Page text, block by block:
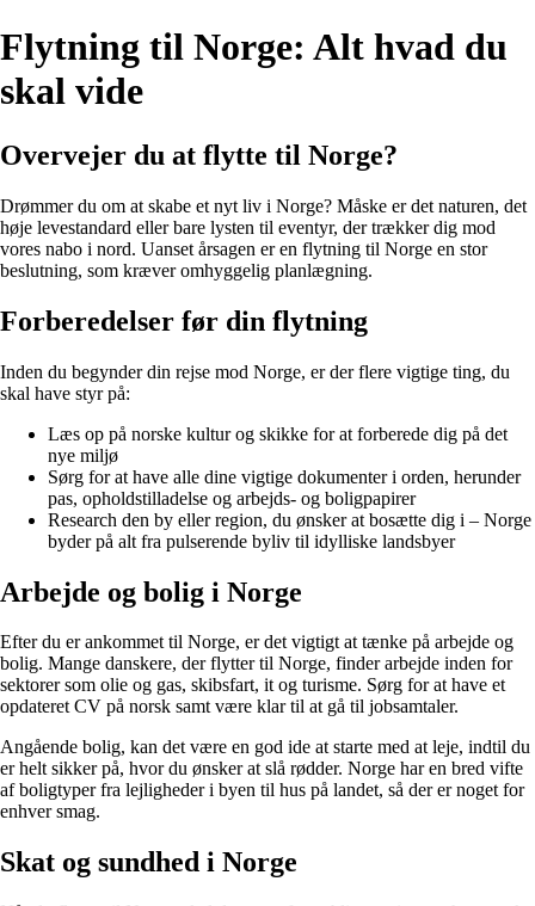
Flytning til Norge: Alt hvad du
skal vide
Overvejer du at flytte til Norge?
Drømmer du om at skabe et nyt liv i Norge? Måske er det naturen, det
høje levestandard eller bare lysten til eventyr, der trækker dig mod
vores nabo i nord. Uanset årsagen er en flytning til Norge en stor
beslutning, som kræver omhyggelig planlægning.
Forberedelser før din flytning
Inden du begynder din rejse mod Norge, er der flere vigtige ting, du
skal have styr på:
Læs op på norske kultur og skikke for at forberede dig på det
nye miljø
Sørg for at have alle dine vigtige dokumenter i orden, herunder
pas, opholdstilladelse og arbejds- og boligpapirer
Research den by eller region, du ønsker at bosætte dig i – Norge
byder på alt fra pulserende byliv til idylliske landsbyer
Arbejde og bolig i Norge
Efter du er ankommet til Norge, er det vigtigt at tænke på arbejde og
bolig. Mange danskere, der flytter til Norge, finder arbejde inden for
sektorer som olie og gas, skibsfart, it og turisme. Sørg for at have et
opdateret CV på norsk samt være klar til at gå til jobsamtaler.
Angående bolig, kan det være en god ide at starte med at leje, indtil du
er helt sikker på, hvor du ønsker at slå rødder. Norge har en bred vifte
af boligtyper fra lejligheder i byen til hus på landet, så der er noget for
enhver smag.
Skat og sundhed i Norge